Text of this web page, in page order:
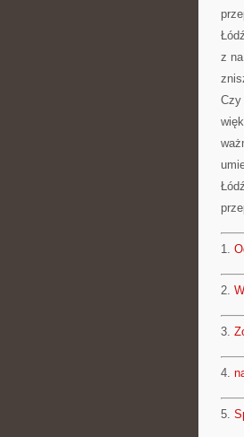
z
Czy
1.
2.
3.
4.
5.